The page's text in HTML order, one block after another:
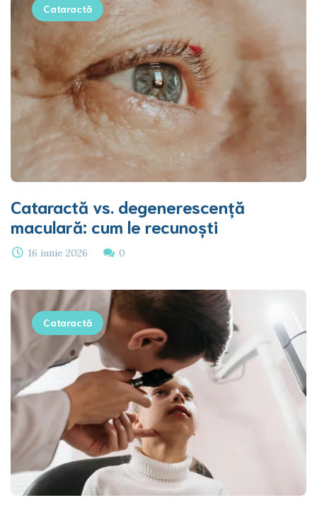
Cataractă
Cataractă vs. degenerescență
maculară: cum le recunoști
16 iunie 2026 0
Cataractă